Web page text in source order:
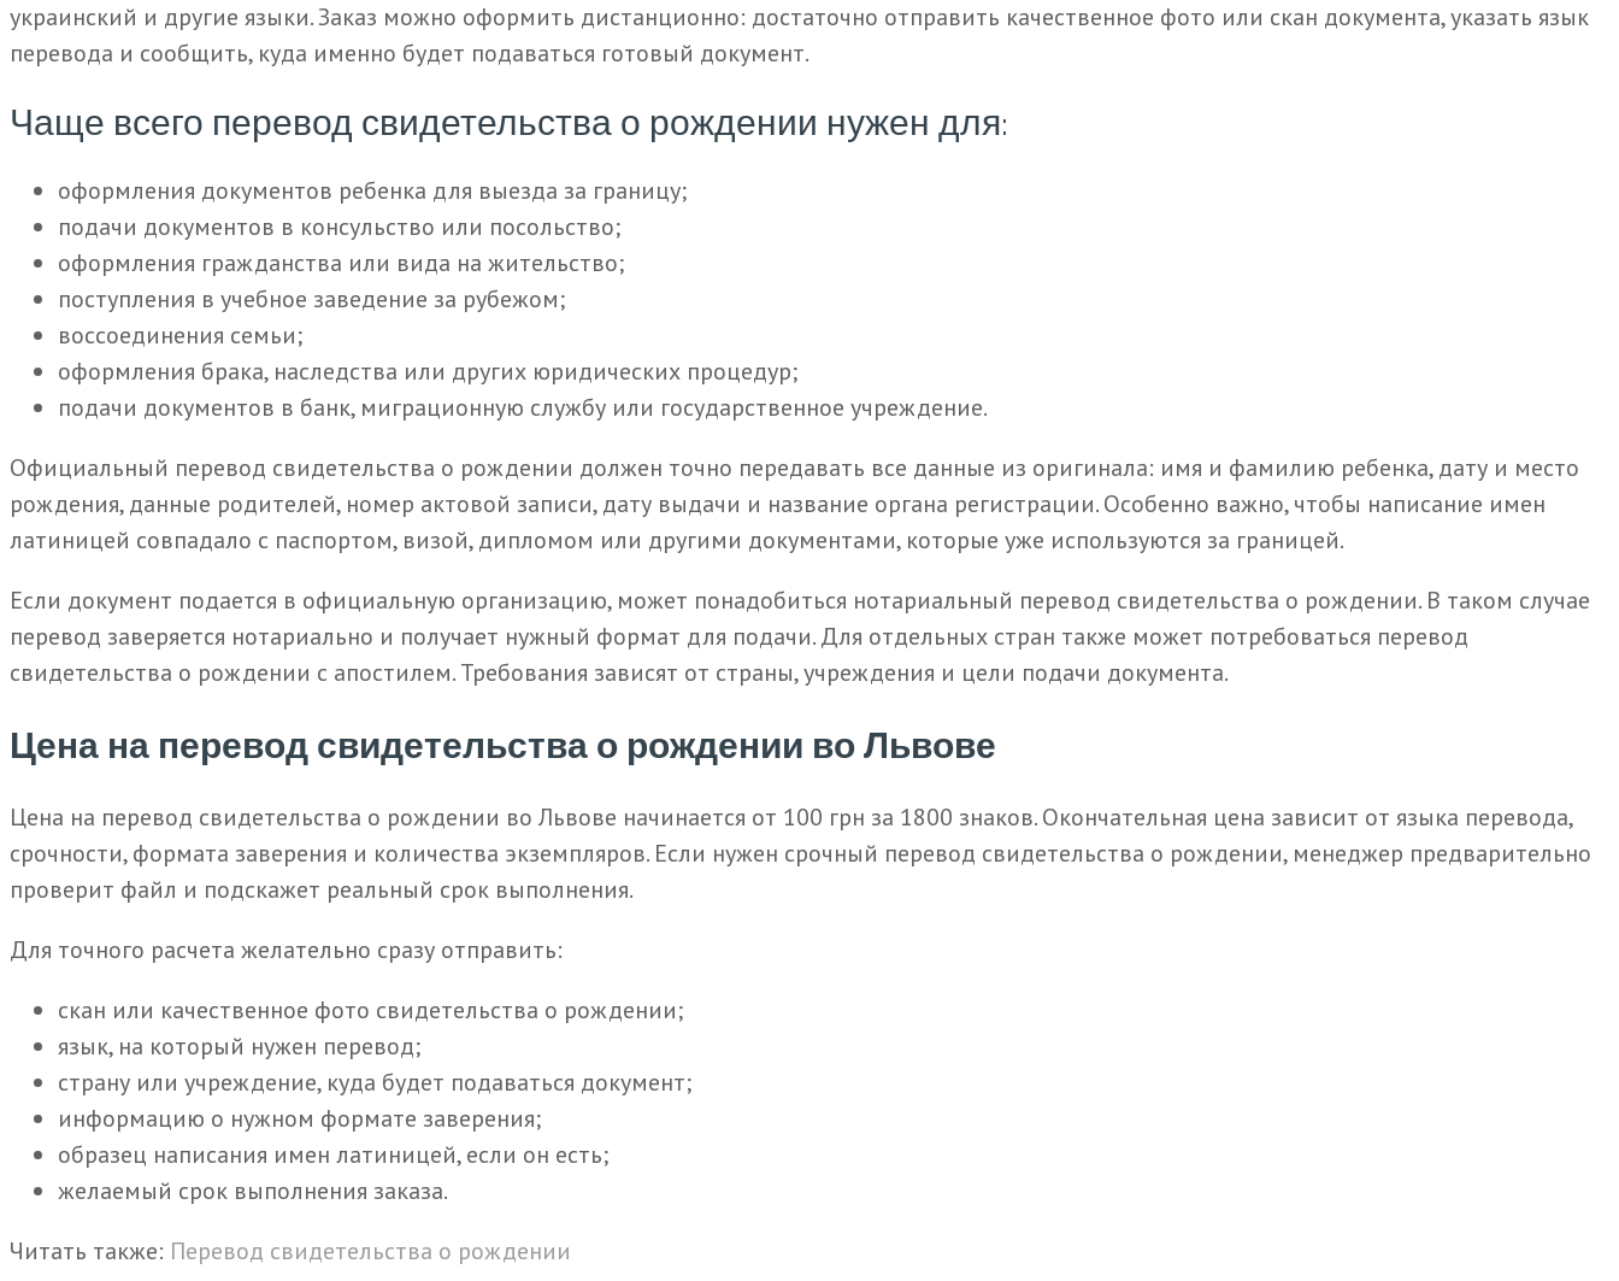
украинский и другие языки. Заказ можно оформить дистанционно: достаточно отправить качественное фото или скан документа, указать язык
перевода и сообщить, куда именно будет подаваться готовый документ.
Чаще всего перевод свидетельства о рождении нужен для:
оформления документов ребенка для выезда за границу;
подачи документов в консульство или посольство;
оформления гражданства или вида на жительство;
поступления в учебное заведение за рубежом;
воссоединения семьи;
оформления брака, наследства или других юридических процедур;
подачи документов в банк, миграционную службу или государственное учреждение.
Официальный перевод свидетельства о рождении должен точно передавать все данные из оригинала: имя и фамилию ребенка, дату и место
рождения, данные родителей, номер актовой записи, дату выдачи и название органа регистрации. Особенно важно, чтобы написание имен
латиницей совпадало с паспортом, визой, дипломом или другими документами, которые уже используются за границей.
Если документ подается в официальную организацию, может понадобиться нотариальный перевод свидетельства о рождении. В таком случае
перевод заверяется нотариально и получает нужный формат для подачи. Для отдельных стран также может потребоваться перевод
свидетельства о рождении с апостилем. Требования зависят от страны, учреждения и цели подачи документа.
Цена на перевод свидетельства о рождении во Львове
Цена на перевод свидетельства о рождении во Львове начинается от 100 грн за 1800 знаков. Окончательная цена зависит от языка перевода,
срочности, формата заверения и количества экземпляров. Если нужен срочный перевод свидетельства о рождении, менеджер предварительно
проверит файл и подскажет реальный срок выполнения.
Для точного расчета желательно сразу отправить:
скан или качественное фото свидетельства о рождении;
язык, на который нужен перевод;
страну или учреждение, куда будет подаваться документ;
информацию о нужном формате заверения;
образец написания имен латиницей, если он есть;
желаемый срок выполнения заказа.
Читать также: Перевод свидетельства о рождении